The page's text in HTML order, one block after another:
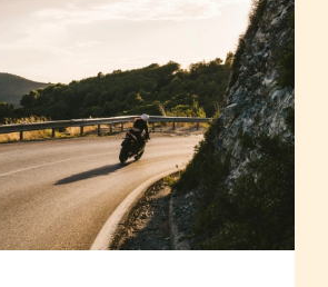
haben ein erhöhtes
sich auf die Kosten der
auswirkt. Umso wichtiger ist
an gut abgesichert zu
wissen, welche
für Sie sinnvoll ist und wie